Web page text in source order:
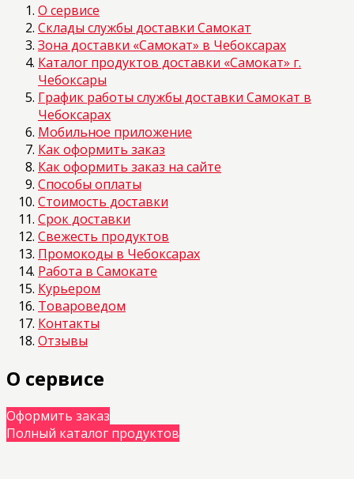
О сервисе
Склады службы доставки Самокат
Зона доставки «Самокат» в Чебоксарах
Каталог продуктов доставки «Самокат» г.
Чебоксары
График работы службы доставки Самокат в
Чебоксарах
Мобильное приложение
Как оформить заказ
Как оформить заказ на сайте
Способы оплаты
Стоимость доставки
Срок доставки
Свежесть продуктов
Промокоды в Чебоксарах
Работа в Самокате
Курьером
Товароведом
Контакты
Отзывы
О сервисе
Оформить заказ
Полный каталог продуктов